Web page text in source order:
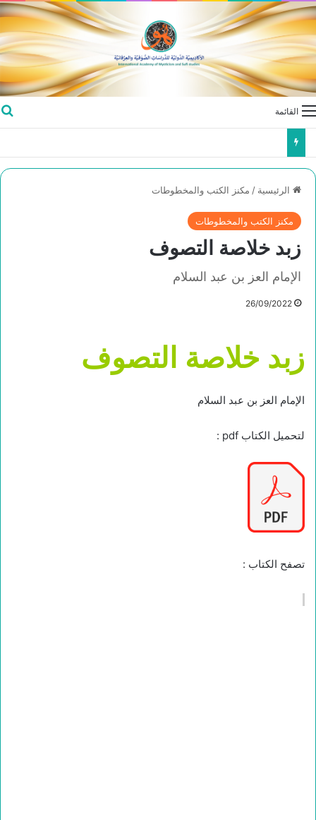
القائمة
الرئيسية / مكنز الكتب والمخطوطات
مكنز الكتب والمخطوطات
زبد خلاصة التصوف
الإمام العز بن عبد السلام
26/09/2022
زبد خلاصة التصوف
الإمام العز بن عبد السلام
لتحميل الكتاب pdf :
تصفح الكتاب :